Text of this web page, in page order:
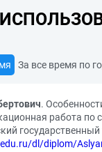
За все время по
.
работа по
dl/diplom/